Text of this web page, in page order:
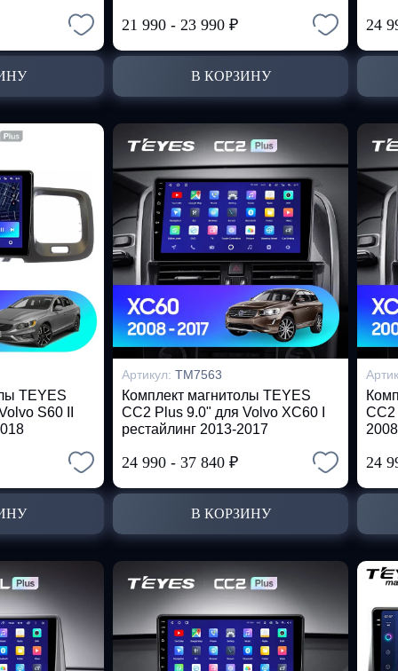
21 990 - 23 990 ₽
В КОРЗИНУ
24
TEYES
S60 II
Артикул: TM7563
Комплект магнитолы TEYES
CC2 Plus 9.0" для Volvo XC60 I
рестайлинг 2013-2017
24 990 - 37 840 ₽
В КОРЗИНУ
CC2
24